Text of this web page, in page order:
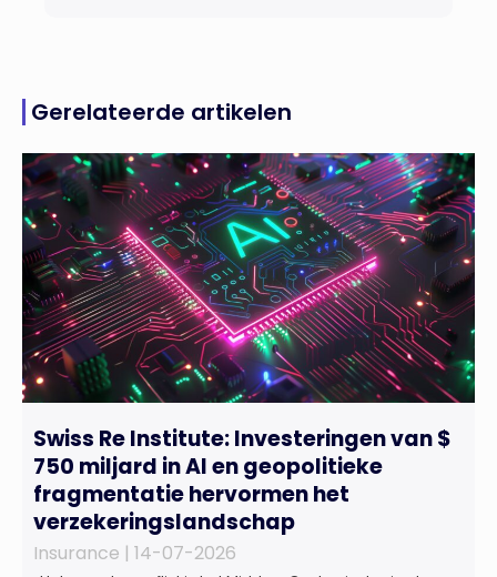
Gerelateerde artikelen
Swiss Re Institute: Investeringen van $
750 miljard in AI en geopolitieke
fragmentatie hervormen het
verzekeringslandschap
Insurance | 14-07-2026